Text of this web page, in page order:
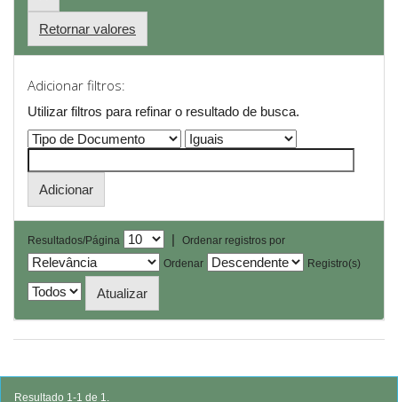
Retornar valores
Adicionar filtros:
Utilizar filtros para refinar o resultado de busca.
Resultados/Página |
Ordenar registros por
Ordenar
Registro(s)
Resultado 1-1 de 1.